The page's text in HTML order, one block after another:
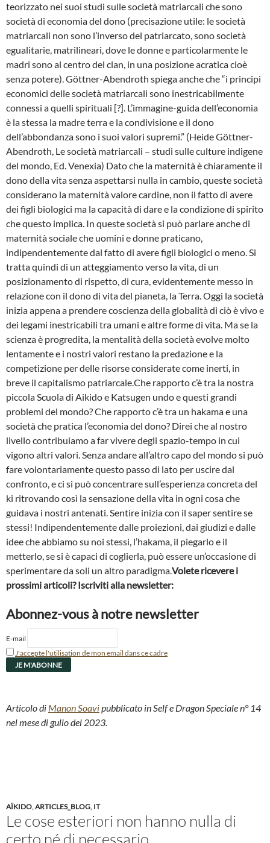
teorizzato nei suoi studi sulle società matriarcali che sono
società di economia del dono (precisazione utile: le società
matriarcali non sono l’inverso del patriarcato, sono società
egualitarie, matrilineari, dove le donne e particolarmente le
madri sono al centro del clan, in una posizione acratica cioè
senza potere). Göttner-Abendroth spiega anche che “i principi
economici delle società matriarcali sono inestricabilmente
connessi a quelli spirituali [?]. L’immagine-guida dell’economia
è la stessa la madre terra e la condivisione e il dono
dell’abbondanza sono i suoi valori supremi.” (Heide Göttner-
Abendroth, Le società matriarcali – studi sulle culture indigene
del mondo, Ed. Venexia) Dato che la maternità è chiaramente il
dono della vita senza aspettarsi nulla in cambio, queste società
considerano la maternità valore cardine, non il fatto di avere
dei figli biologici ma la capacità di dare e la condizione di spirito
che questo implica. In queste società si può parlare anche di
maternità sociale che uomini e donne praticano,
indipendentemente dal fatto di avere figli biologici o meno. Si
tratta quindi di un atteggiamento verso la vita, di un
posizionamento di rispetto, di cura, evidentemente messo in
relazione con il dono di vita del pianeta, la Terra. Oggi la società
inizia appena a prendere coscienza della globalità di ciò è vivo e
dei legami inestricabili tra umani e altre forme di vita. Ma se la
scienza è progredita, la mentalità della società evolve molto
lentamente e i nostri valori restano la predazione e la
competizione per delle risorse considerate come inerti, in
breve il capitalismo patriarcale.Che rapporto c’è tra la nostra
piccola Scuola di Aikido e Katsugen undo e questi grandi
problemi del mondo? Che rapporto c’è tra un hakama e una
società che pratica l’economia del dono? Direi che al nostro
livello contribuiamo a far vivere degli spazio-tempo in cui
vigono altri valori. Senza andare all’altro capo del mondo si può
fare volontariamente questo passo di lato per uscire dal
confronto, e ci si può concentrare sull’esperienza concreta del
ki ritrovando così la sensazione della vita in ogni cosa che
guidava i nostri antenati. Sentire inizia con il saper sentire se
stessi! Indipendentemente dalle proiezioni, dai giudizi e dalle
idee che abbiamo su noi stessi, l’hakama, il piegarlo e il
metterlo, se si è capaci di coglierla, può essere un’occasione di
sperimentare da soli un altro paradigma.Volete ricevere i
prossimi articoli? Iscriviti alla newsletter:
Abonnez-vous à notre newsletter
E-mail
J'accepte l'utilisation de mon email dans ce cadre
Articolo di Manon Soavipubblicato in Self e Dragon Speciale n° 14
nel mese di gulio del 2023.
AÏKIDO,ARTICLES_BLOG, IT
Le cose esteriori non hanno nulla di
certo né di necessario